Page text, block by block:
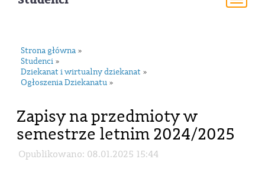
Strona główna »
Studenci »
Dziekanat i wirtualny dziekanat »
Ogłoszenia Dziekanatu »
Zapisy na przedmioty w
semestrze letnim 2024/2025
Opublikowano: 08.01.2025 15:44